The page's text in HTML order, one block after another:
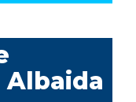
Albaida